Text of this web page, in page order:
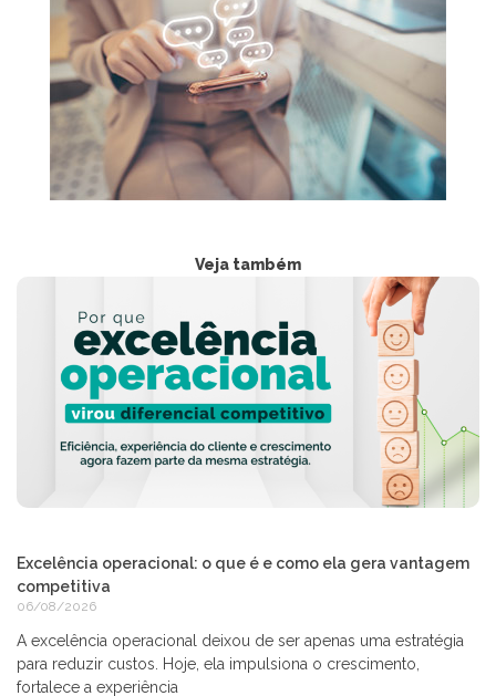
Veja também
Excelência operacional: o que é e como ela gera vantagem
competitiva
06/08/2026
A excelência operacional deixou de ser apenas uma estratégia
para reduzir custos. Hoje, ela impulsiona o crescimento,
fortalece a experiência